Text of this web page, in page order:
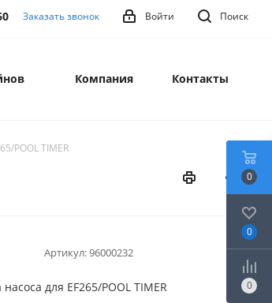
Поиск
Войти
Заказать звонок
Компания Контакты
POOL TIMER
Артикул:96000232
для EF265/POOL TIMER
0
0
0